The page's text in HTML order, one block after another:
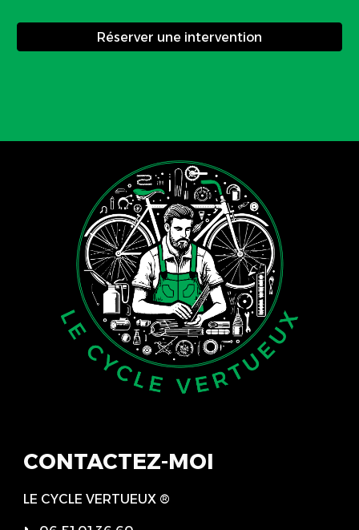
Réserver une intervention
CONTACTEZ-MOI
LE CYCLE VERTUEUX ®